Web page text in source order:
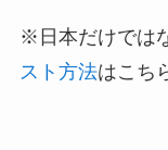
※日本だけでは
スト方法はこち